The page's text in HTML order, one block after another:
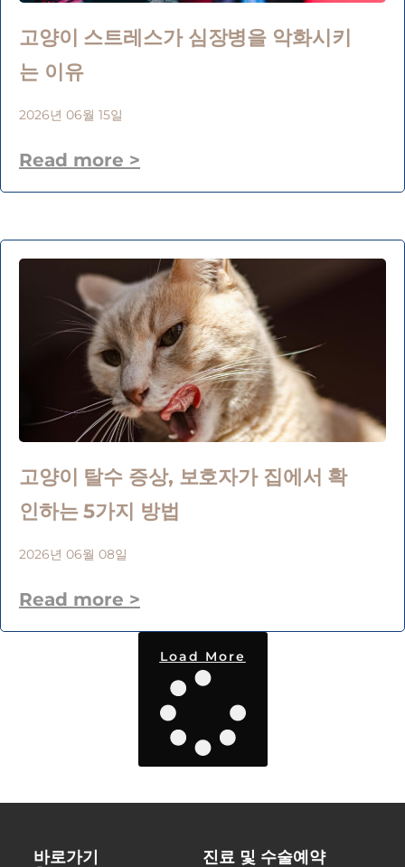
고양이 스트레스가 심장병을 악화시키
는 이유
2026년 06월 15일
Read more >
고양이 탈수 증상, 보호자가 집에서 확
인하는 5가지 방법
2026년 06월 08일
Read more >
Load More
바로가기 진료 및 수술예약